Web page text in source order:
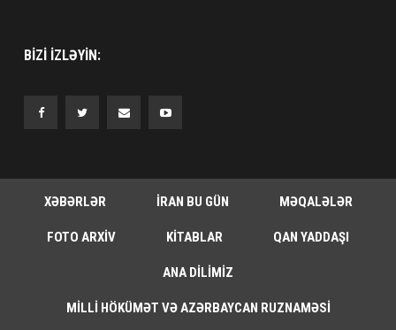
BIZI IZLƏYIN:
XƏBƏRLƏR İRAN BU GÜN MƏQALƏLƏR
FOTO ARXIV KITABLAR QAN YADDAŞI
ANA DILIMIZ
MILLI HÖKÜMƏT VƏ AZƏRBAYCAN RUZNAMƏSI